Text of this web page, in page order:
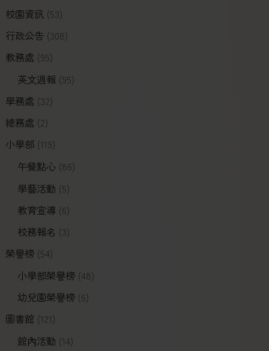
校園資訊(53)
行政公告(308)
教務處 (95)
英文週報(95)
學務處 (32)
總務處 (2)
小學部(119)
午餐點心(86)
學藝活動 (5)
教育宣導(6)
校務報名 (3)
榮譽榜(54)
小學部榮譽榜(48)
幼兒園榮譽榜(6)
圖書館 (121)
館內活動 (14)